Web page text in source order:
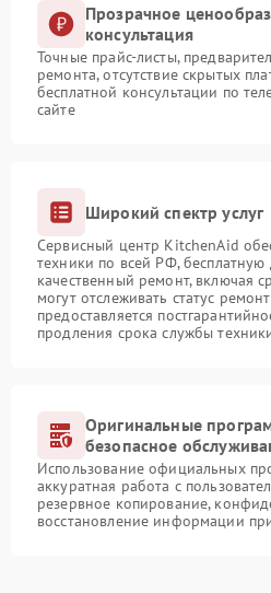
Прозрачное
консультация
Точные прайс-листы,
ремонта, отсутствие скрытых
бесплатной консультации по
сайте
Широкий спектр услуг
Сервисный центр KitchenAid
техники по всей РФ, бесплатную
качественный ремонт, включая
могут отслеживать статус
предоставляется
продления срока службы
Оригинальные
безопасное
Использование официальных
аккуратная работа с
резервное копирование,
восстановление информации